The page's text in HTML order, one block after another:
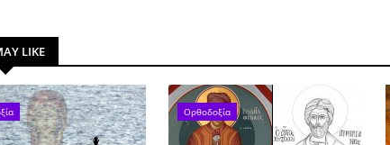
LIKE
Ορθοδοξία